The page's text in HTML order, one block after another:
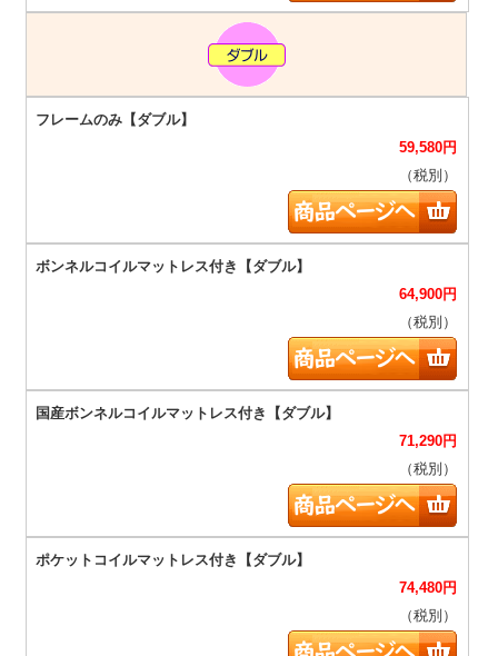
59,580円
（税別）
64,900円
（税別）
71,290円
（税別）
74,480円
（税別）